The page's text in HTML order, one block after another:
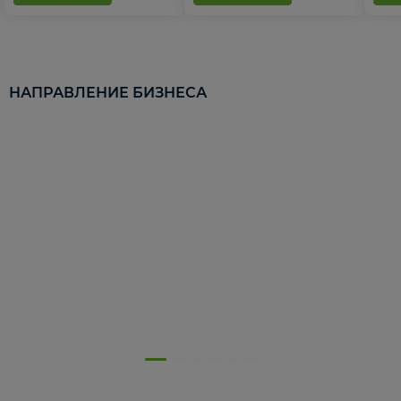
НАПРАВЛЕНИЕ БИЗНЕСА